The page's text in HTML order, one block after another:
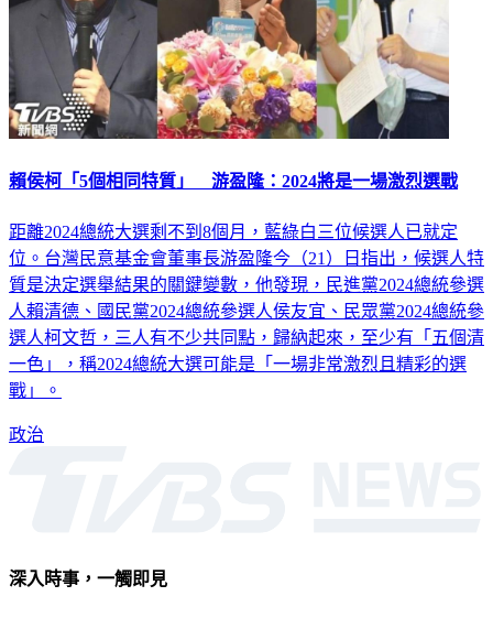
賴侯柯「5個相同特質」 游盈隆：2024將是一場激烈選戰
距離2024總統大選剩不到8個月，藍綠白三位候選人已就定
位。台灣民意基金會董事長游盈隆今（21）日指出，候選人特
質是決定選舉結果的關鍵變數，他發現，民進黨2024總統參選
人賴清德、國民黨2024總統參選人侯友宜、民眾黨2024總統參
選人柯文哲，三人有不少共同點，歸納起來，至少有「五個清
一色」，稱2024總統大選可能是「一場非常激烈且精彩的選
戰」。
政治
深入時事，一觸即見